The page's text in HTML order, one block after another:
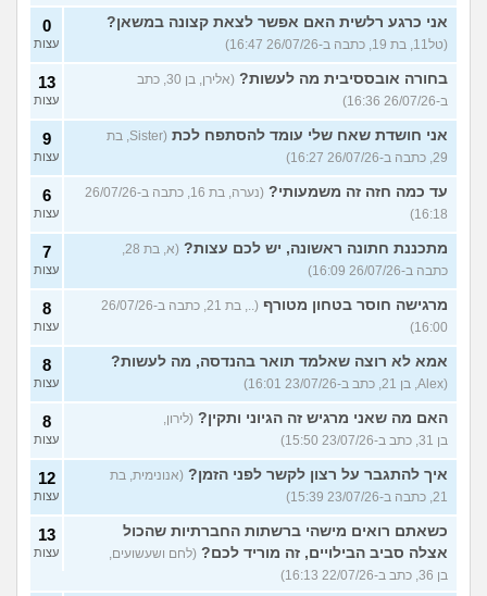
אני כרגע רלשית האם אפשר לצאת קצונה במשאן?
(טל11, בת 19, כתבה ב-26/07/26 16:47)
0
עצות
בחורה אובססיבית מה לעשות?
(אלירן, בן 30, כתב
ב-26/07/26 16:36)
13
עצות
אני חושדת שאח שלי עומד להסתפח לכת
(Sister, בת
29, כתבה ב-26/07/26 16:27)
9
עצות
עד כמה חזה זה משמעותי?
(נערה, בת 16, כתבה ב-26/07/26
16:18)
6
עצות
מתכננת חתונה ראשונה, יש לכם עצות?
(א, בת 28,
כתבה ב-26/07/26 16:09)
7
עצות
מרגישה חוסר בטחון מטורף
(.., בת 21, כתבה ב-26/07/26
16:00)
8
עצות
אמא לא רוצה שאלמד תואר בהנדסה, מה לעשות?
(Alex, בן 21, כתב ב-23/07/26 16:01)
8
עצות
האם מה שאני מרגיש זה הגיוני ותקין? (לירון,
בן 31, כתב ב-23/07/26 15:50)
8
עצות
איך להתגבר על רצון לקשר לפני הזמן? (אנונימית, בת
21, כתבה ב-23/07/26 15:39)
12
עצות
כשאתם רואים מישהי ברשתות החברתיות שהכול
אצלה סביב הבילויים, זה מוריד לכם? (לחם ושעשועים,
בן 36, כתב ב-22/07/26 16:13)
13
עצות